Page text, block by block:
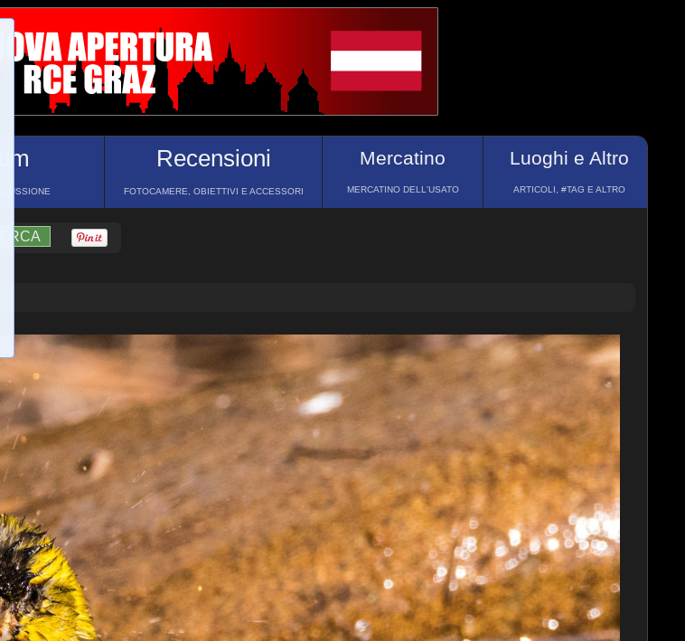
Recensioni
FOTOCAMERE, OBIETTIVI E ACCESSORI
Mercatino
MERCATINO DELL'USATO
Luoghi e Altro
ARTICOLI, #TAG E ALTRO